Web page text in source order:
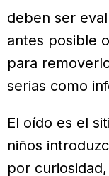
deben ser
antes posible
para
serias como
El oído es el
niños
por